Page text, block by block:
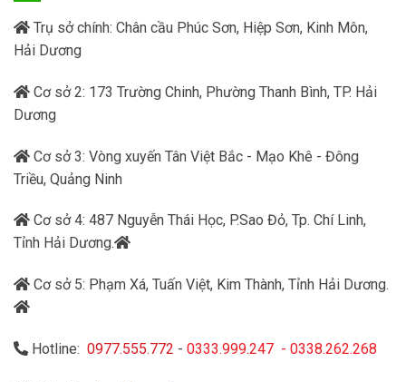
Trụ sở chính: Chân cầu Phúc Sơn, Hiệp Sơn, Kinh Môn,
Hải Dương
Cơ sở 2: 173 Trường Chinh, Phường Thanh Bình, TP. Hải
Dương
Cơ sở 3: Vòng xuyến Tân Việt Bắc - Mạo Khê - Đông
Triều, Quảng Ninh
Cơ sở 4: 487 Nguyễn Thái Học, P.Sao Đỏ, Tp. Chí Linh,
Tỉnh Hải Dương.
Cơ sở 5: Phạm Xá, Tuấn Việt, Kim Thành, Tỉnh Hải Dương.
Hotline: 0977.555.772 - 0333.999.247 - 0338.262.268